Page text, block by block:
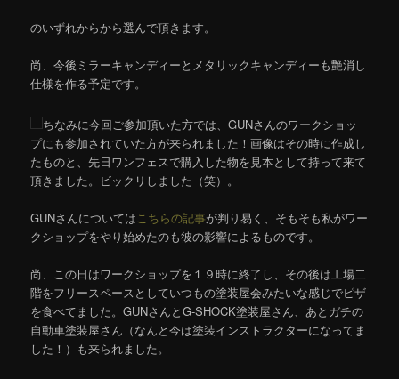
のいずれからから選んで頂きます。
尚、今後ミラーキャンディーとメタリックキャンディーも艶消し
仕様を作る予定です。
ちなみに今回ご参加頂いた方では、GUNさんのワークショッ
プにも参加されていた方が来られました！画像はその時に作成し
たものと、先日ワンフェスで購入した物を見本として持って来て
頂きました。ビックリしました（笑）。
GUNさんについてはこちらの記事が判り易く、そもそも私がワー
クショップをやり始めたのも彼の影響によるものです。
尚、この日はワークショップを１９時に終了し、その後は工場二
階をフリースペースとしていつもの塗装屋会みたいな感じでピザ
を食べてました。GUNさんとG-SHOCK塗装屋さん、あとガチの
自動車塗装屋さん（なんと今は塗装インストラクターになってま
した！）も来られました。